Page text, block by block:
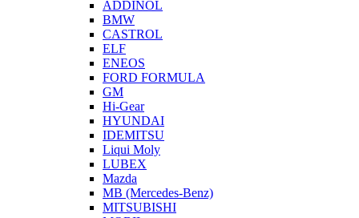
ADDINOL
BMW
CASTROL
ELF
ENEOS
FORD FORMULA
GM
Hi-Gear
HYUNDAI
IDEMITSU
Liqui Moly
LUBEX
Mazda
MB (Mercedes-Вenz)
MITSUBISHI